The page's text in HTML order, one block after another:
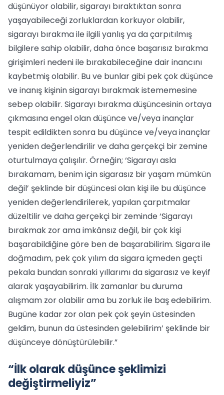
düşünüyor olabilir, sigarayı bıraktıktan sonra
yaşayabileceği zorluklardan korkuyor olabilir,
sigarayı bırakma ile ilgili yanlış ya da çarpıtılmış
bilgilere sahip olabilir, daha önce başarısız bırakma
girişimleri nedeni ile bırakabileceğine dair inancını
kaybetmiş olabilir. Bu ve bunlar gibi pek çok düşünce
ve inanış kişinin sigarayı bırakmak istememesine
sebep olabilir. Sigarayı bırakma düşüncesinin ortaya
çıkmasına engel olan düşünce ve/veya inançlar
tespit edildikten sonra bu düşünce ve/veya inançlar
yeniden değerlendirilir ve daha gerçekçi bir zemine
oturtulmaya çalışılır. Örneğin; ‘Sigarayı asla
bırakamam, benim için sigarasız bir yaşam mümkün
değil’ şeklinde bir düşüncesi olan kişi ile bu düşünce
yeniden değerlendirilerek, yapılan çarpıtmalar
düzeltilir ve daha gerçekçi bir zeminde ‘Sigarayı
bırakmak zor ama imkânsız değil, bir çok kişi
başarabildiğine göre ben de başarabilirim. Sigara ile
doğmadım, pek çok yılım da sigara içmeden geçti
pekala bundan sonraki yıllarımı da sigarasız ve keyif
alarak yaşayabilirim. İlk zamanlar bu duruma
alışmam zor olabilir ama bu zorluk ile baş edebilirim.
Bugüne kadar zor olan pek çok şeyin üstesinden
geldim, bunun da üstesinden gelebilirim’ şeklinde bir
düşünceye dönüştürülebilir.”
“İlk olarak düşünce şeklimizi
değiştirmeliyiz”